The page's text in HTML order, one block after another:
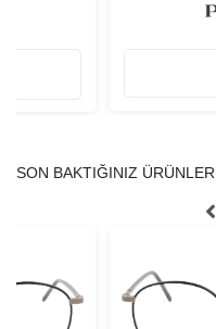
SON BAKTIĞINIZ ÜRÜNLER